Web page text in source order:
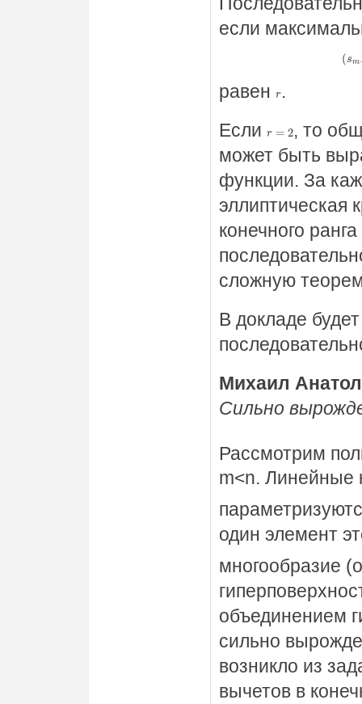
если
m +
равен .
Если
, то
может быть
функции. За
эллиптическая
конечного
сложную
В докладе
Михаил
Сильно
Рассмотрим
m<n. Линейные
один элемент
многообразие
объединением
сильно
возникло из
вычетов в